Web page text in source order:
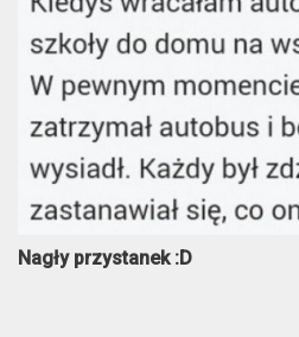
Nagły przystanek :D